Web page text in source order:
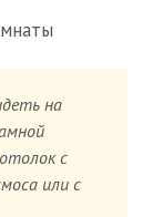
на
с
или с